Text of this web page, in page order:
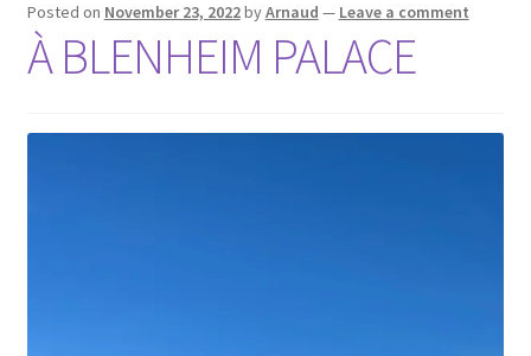
Cart
Posted on November 23, 2022byArnaud — Leave a comment
À BLENHEIM PALACE